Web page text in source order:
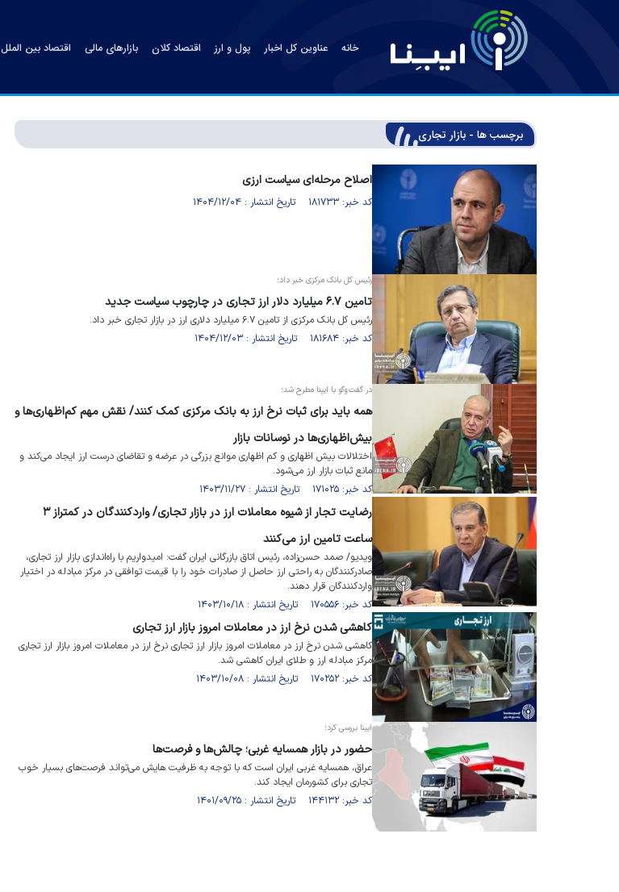
خانه عناوین کل اخبار پول و ارز اقتصاد کلان بازارهای مالی اقتصاد بین الملل
برچسب ها - بازار تجاری
اصلاح مرحله‌ای سیاست ارزی
کد خبر: ۱۸۱۷۳۳ تاریخ انتشار : ۱۴۰۴/۱۲/۰۴
رئیس کل بانک مرکزی خبر داد؛
تامین ۶.۷ میلیارد دلار ارز تجاری در چارچوب سیاست جدید
رئیس کل بانک مرکزی از تامین ۶.۷ میلیارد دلاری ارز در بازار تجاری خبر داد.
کد خبر: ۱۸۱۶۸۴ تاریخ انتشار : ۱۴۰۴/۱۲/۰۳
در گفت‌و‌گو با ایبِنا مطرح شد؛
همه باید برای ثبات نرخ ارز به بانک مرکزی کمک کنند/ نقش مهم کم‌اظهاری‌ها و
بیش‌اظهاری‌ها در نوسانات بازار
اختلالات بیش اظهاری و کم اظهاری موانع بزرگی در عرضه و تقاضای درست ارز ایجاد می‌کند و
مانع ثبات بازار ارز می‌شود.
کد خبر: ۱۷۱۰۲۵ تاریخ انتشار : ۱۴۰۳/۱۱/۲۷
رضایت تجار از شیوه معاملات ارز در بازار تجاری/ واردکنندگان در کمتراز ۳
ساعت تامین ارز می‌کنند
ویدیو/ صمد حسن‌زاده، رئیس اتاق بازرگانی ایران گفت: امیدواریم با راه‌اندازی بازار ارز تجاری،
صادرکنندگان به راحتی ارز حاصل از صادرات خود را با قیمت توافقی در مرکز مبادله در اختیار
واردکنندگان قرار دهند.
کد خبر: ۱۷۰۵۵۶ تاریخ انتشار : ۱۴۰۳/۱۰/۱۸
کاهشی شدن نرخ ارز در معاملات امروز بازار ارز تجاری
کاهشی شدن نرخ ارز در معاملات امروز بازار ارز تجاری نرخ ارز در معاملات امروز بازار ارز تجاری
مرکز مبادله ارز و طلای ایران کاهشی شد.
کد خبر: ۱۷۰۲۵۲ تاریخ انتشار : ۱۴۰۳/۱۰/۰۸
ایبنا بررسی کرد؛
حضور در بازار همسایه غربی؛ چالش‌ها و فرصت‌ها
عراق، همسایه غربی ایران است که با توجه به ظرفیت هایش می‌تواند فرصت‌های بسیار خوب
تجاری برای کشورمان ایجاد کند.
کد خبر: ۱۴۴۱۳۲ تاریخ انتشار : ۱۴۰۱/۰۹/۲۵